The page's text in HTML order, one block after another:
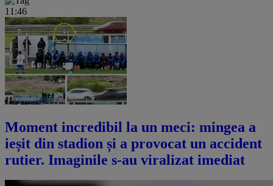
11:46
Moment incredibil la un meci: mingea a
ieșit din stadion și a provocat un accident
rutier. Imaginile s-au viralizat imediat